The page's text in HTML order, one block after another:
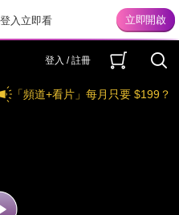
入立即看
登入 / 註冊
「頻道+看片」每月只要 $199？